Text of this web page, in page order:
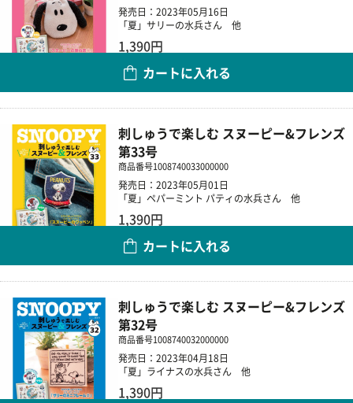
発売日：2023年05月16日
「夏」サリーの水兵さん 他
1,390円
カートに入れる
刺しゅうで楽しむ スヌーピー&フレンズ
第33号
商品番号1008740033000000
発売日：2023年05月01日
「夏」ペパーミント パティの水兵さん 他
1,390円
カートに入れる
刺しゅうで楽しむ スヌーピー&フレンズ
第32号
商品番号1008740032000000
発売日：2023年04月18日
「夏」ライナスの水兵さん 他
1,390円